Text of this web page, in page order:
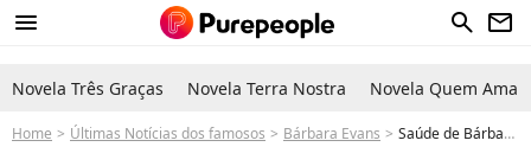
menu search newsletter
Novela Três Graças Novela Terra Nostra Novela Quem Ama
Home Últimas Notícias dos famosos Bárbara Evans Saúde de Bárbara Evans: modelo expõe dor após cirurgia de emergência. Saiba o que aconteceu!